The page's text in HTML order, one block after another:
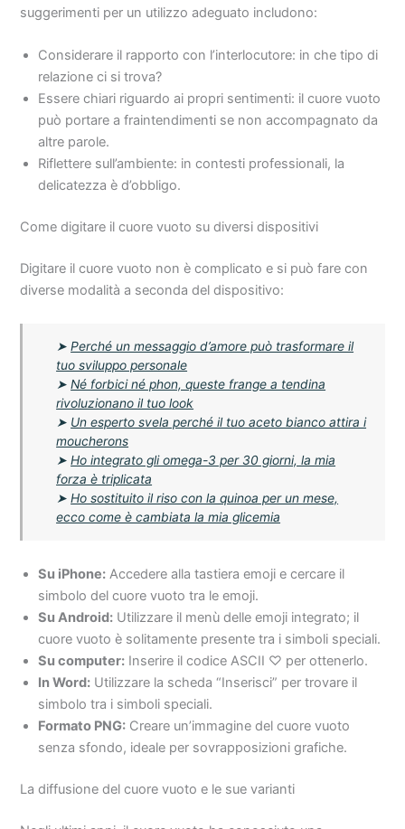
suggerimenti per un utilizzo adeguato includono:
Considerare il rapporto con l’interlocutore: in che tipo di
relazione ci si trova?
Essere chiari riguardo ai propri sentimenti: il cuore vuoto
può portare a fraintendimenti se non accompagnato da
altre parole.
Riflettere sull’ambiente: in contesti professionali, la
delicatezza è d’obbligo.
Come digitare il cuore vuoto su diversi dispositivi
Digitare il cuore vuoto non è complicato e si può fare con
diverse modalità a seconda del dispositivo:
➤Perché un messaggio d’amore può trasformare il
tuo sviluppo personale
➤Né forbici né phon, queste frange a tendina
rivoluzionano il tuo look
➤ Un esperto svela perché il tuo aceto bianco attira i
moucherons
➤Ho integrato gli omega-3 per 30 giorni, la mia
forza è triplicata
➤Ho sostituito il riso con la quinoa per un mese,
ecco come è cambiata la mia glicemia
Su iPhone: Accedere alla tastiera emoji e cercare il
simbolo del cuore vuoto tra le emoji.
Su Android: Utilizzare il menù delle emoji integrato; il
cuore vuoto è solitamente presente tra i simboli speciali.
Su computer: Inserire il codice ASCII ♡ per ottenerlo.
In Word: Utilizzare la scheda “Inserisci” per trovare il
simbolo tra i simboli speciali.
Formato PNG: Creare un’immagine del cuore vuoto
senza sfondo, ideale per sovrapposizioni grafiche.
La diffusione del cuore vuoto e le sue varianti